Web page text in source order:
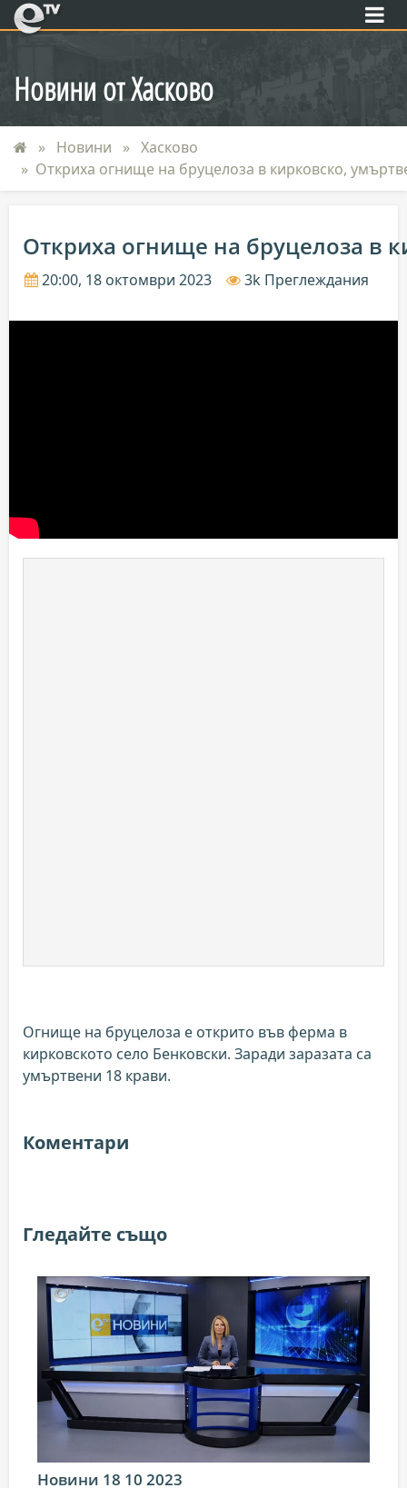
eTV
Новини от Хасково
Новини
Хасково
Откриха огнище на бруцелоза в кирковско,
Откриха огнище на бруцелоза в
20:00, 18 октомври 2023 3k Преглеждания
Огнище на бруцелоза е открито във ферма в
кирковското село Бенковски. Заради заразата са
умъртвени 18 крави.
Коментари
Гледайте също
Новини 18 10 2023